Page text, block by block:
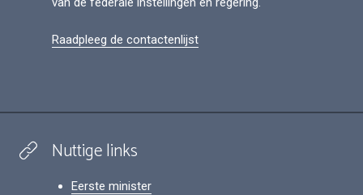
Raadpleeg de contactenlijst
Nuttige links
Eerste minister